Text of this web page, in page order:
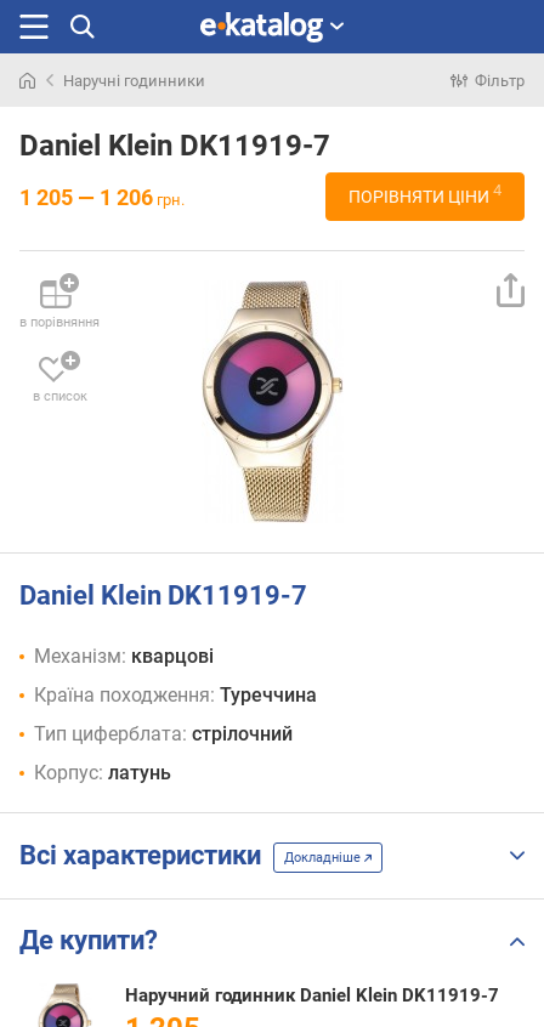
раніше
Наручні годинники Фільтр
Daniel Klein DK11919-7
1 205 — 1 206 грн. ПОРІВНЯТИ ЦІНИ 4
в порівняння
в список
Daniel Klein DK11919-7
Механізм: кварцові
Країна походження: Туреччина
Тип циферблата: стрілочний
Корпус: латунь
Всі характеристики Докладніше
Де купити?
Наручний годинник Daniel Klein DK11919-7